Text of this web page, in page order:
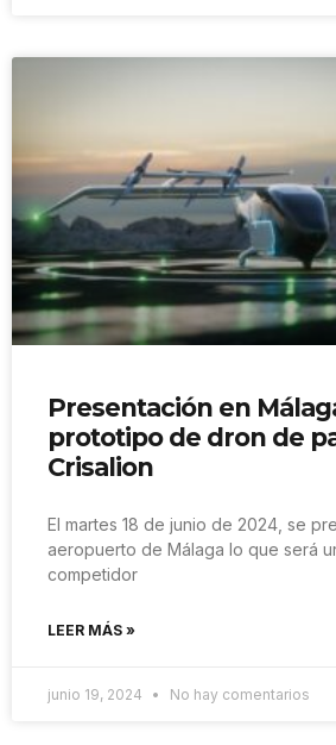
Presentación en
prototipo de dron de
Crisalion
El martes 18 de junio de 2024, se
aeropuerto de Málaga lo que será
competidor
LEER MÁS »
junio 19, 2024 No hay comentarios